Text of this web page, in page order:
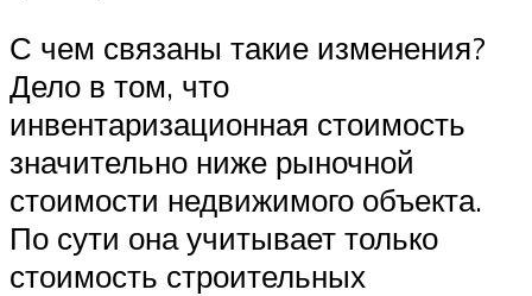
С чем связаны такие изменения?
Дело в том, что
инвентаризационная стоимость
значительно ниже рыночной
стоимости недвижимого объекта.
По сути она учитывает только
стоимость строительных